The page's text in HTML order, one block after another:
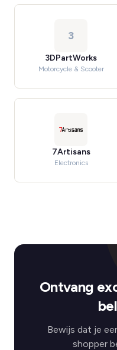
3
3DPartWorks
Motorcycle & Scooter
7Artisans
Electronics
Ontvang
Bewijs dat je
shopper